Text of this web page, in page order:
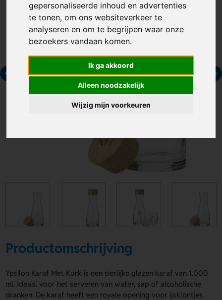
gepersonaliseerde inhoud en advertenties
te tonen, om ons websiteverkeer te
analyseren en om te begrijpen waar onze
bezoekers vandaan komen.
Ik ga akkoord
Alleen noodzakelijk
Wijzig mijn voorkeuren
Productomschrijving
Ypsilon Karaf Met Kurk is een sierlijke glazen karaf van 1.000
ml. Ideaal voor het serveren van water, sap of alcoholische
dranken. De karaf heeft een royale opening voor ijsklontjes